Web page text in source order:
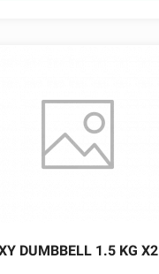
DUMBBELL 1.5 KG X2